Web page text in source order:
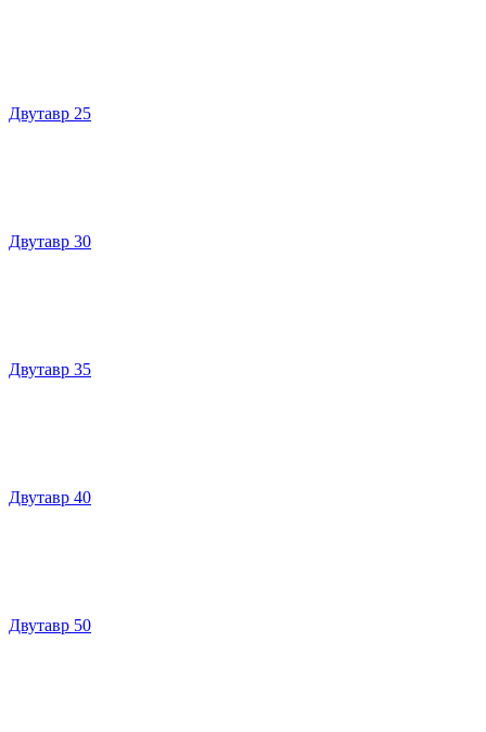
Двутавр 25
Двутавр 30
Двутавр 35
Двутавр 40
Двутавр 50